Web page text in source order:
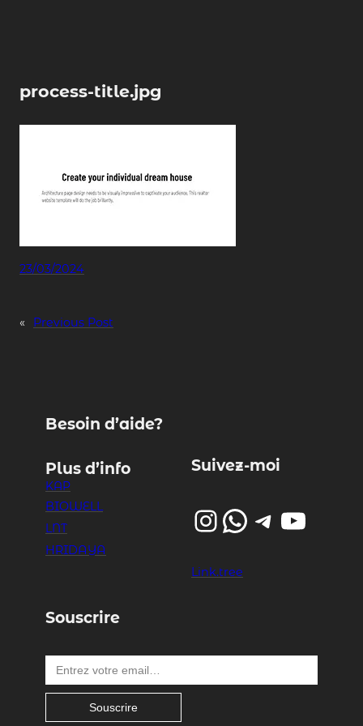
process-title.jpg
23/03/2024
« Previous Post
Besoin d’aide?
Plus d’info
KAP
BIOWELL
LNT
HRIDAYA
Suivez-moi
InstagramWhatsApp Telegram YouTube
Link.tree
Souscrire
Entrez votre email…
Souscrire